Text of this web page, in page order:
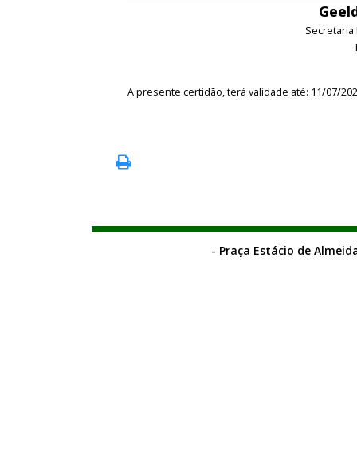
A presente certidão, terá validade até: 11/07/
- Praça Estácio de